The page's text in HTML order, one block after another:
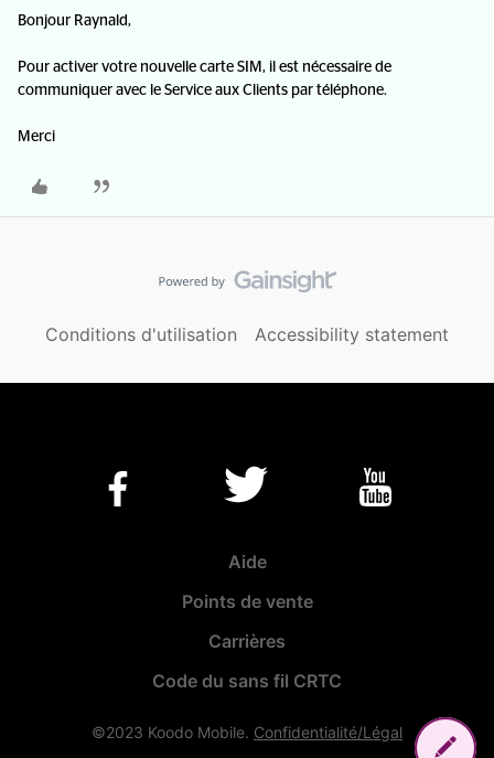
Bonjour Raynald,
Pour activer votre nouvelle carte SIM, il est nécessaire de
communiquer avec le Service aux Clients par téléphone.
Merci
Conditions d'utilisation Accessibility statement
Aide
Points de vente
Carrières
Code du sans fil CRTC
©2023 Koodo Mobile. Confidentialité/Légal